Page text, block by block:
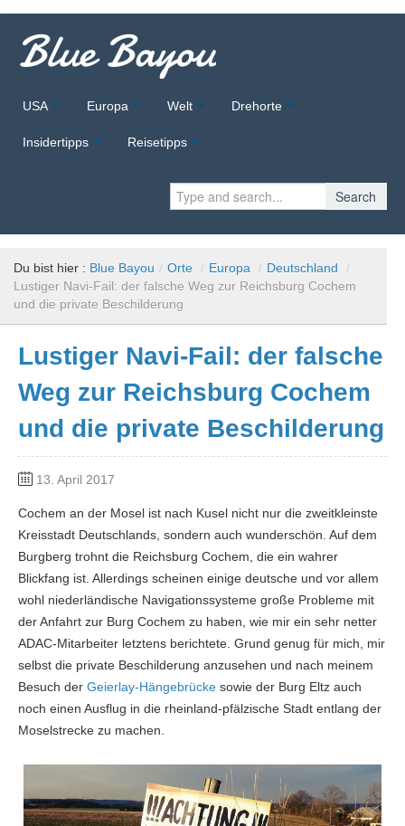
Blue Bayou
USA Europa Welt Drehorte
Insidertipps Reisetipps
Search
Du bist hier : Blue Bayou / Orte / Europa / Deutschland
/
Lustiger Navi-Fail: der falsche Weg zur Reichsburg Cochem
und die private Beschilderung
Lustiger Navi-Fail: der falsche
Weg zur Reichsburg Cochem
und die private Beschilderung
13. April 2017
Cochem an der Mosel ist nach Kusel nicht nur die zweitkleinste
Kreisstadt Deutschlands, sondern auch wunderschön. Auf dem
Burgberg trohnt die Reichsburg Cochem, die ein wahrer
Blickfang ist. Allerdings scheinen einige deutsche und vor allem
wohl niederländische Navigationssysteme große Probleme mit
der Anfahrt zur Burg Cochem zu haben, wie mir ein sehr netter
ADAC-Mitarbeiter letztens berichtete. Grund genug für mich, mir
selbst die private Beschilderung anzusehen und nach meinem
Besuch der Geierlay-Hängebrücke sowie der Burg Eltz auch
noch einen Ausflug in die rheinland-pfälzische Stadt entlang der
Moselstrecke zu machen.